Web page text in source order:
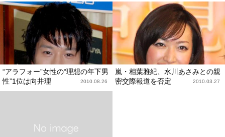
“アラフォー”女性の“理想の年下男
性”1位は向井理
2010.08.26
嵐・相葉雅紀、水川あさみとの親
密交際報道を否定
2010.03.27